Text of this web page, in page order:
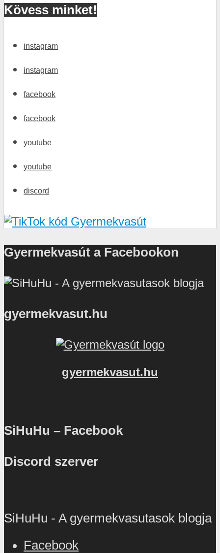
Kövess minket!
instagram
instagram
facebook
facebook
youtube
youtube
discord
Gyermekvasút a Facebookon
gyermekvasut.hu
gyermekvasut.hu
SiHuHu – Facebook
Discord szerver
SiHuHu - A gyermekvasutasok blogja
Facebook